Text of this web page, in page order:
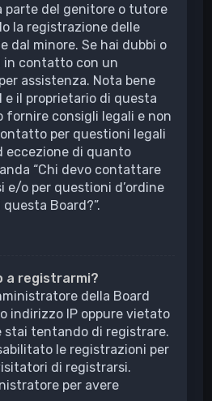
parte del genitore o tutore
la registrazione delle
dal minore. Se hai dubbi o
contatto con un
assistenza. Nota bene
e il proprietario di questa
fornire consigli legali e non
per questioni legali
eccezione di quanto
“Chi devo contattare
e/o per questioni d’ordine
Board?”.
a registrarmi?
della Board
indirizzo IP oppure vietato
stai tentando di registrare.
le registrazioni per
di registrarsi.
per avere